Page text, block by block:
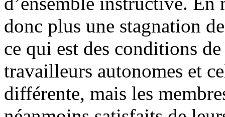
donc plus une stagnation
ce qui est des conditions
travailleurs autonomes et
différente, mais les